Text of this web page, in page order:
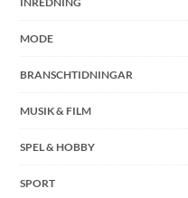
MODE
BRANSCHTIDNINGAR
MUSIK & FILM
SPEL & HOBBY
SPORT